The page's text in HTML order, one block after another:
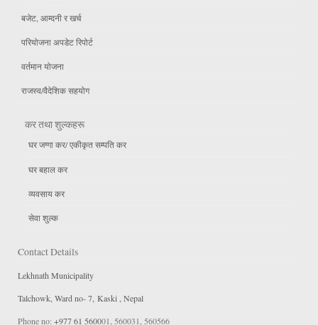
बजेट, आम्दनी र खर्च
परियोजना अपडेट रिपोर्ट
वर्तमान योजना
राजस्व/वैदेशिक सहयोग
कर तथा शुल्कहरू
घर जग्गा कर/ एकीकृत सम्पति कर
घर बहाल कर
व्यवसाय कर
सेवा शुल्क
Contact Details
Lekhnath Municipality
Talchowk, Ward no- 7, Kaski , Nepal
Phone no: +977 61 560001, 560031, 560566